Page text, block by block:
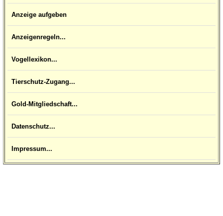
Anzeige aufgeben
Anzeigenregeln...
Vogellexikon...
Tierschutz-Zugang...
Gold-Mitgliedschaft...
Datenschutz...
Impressum...